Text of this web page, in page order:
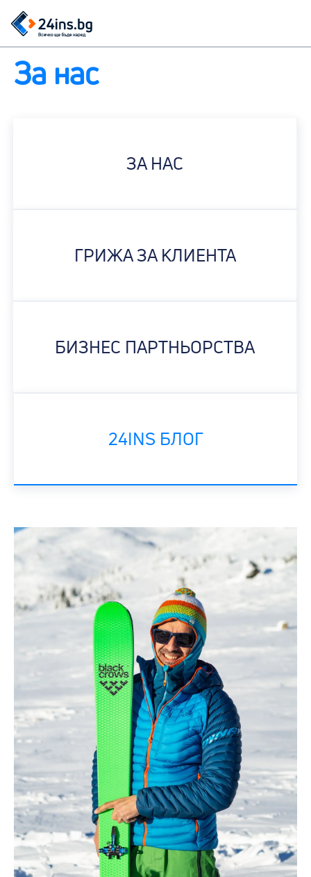
За нас
ЗА НАС
ГРИЖА ЗА КЛИЕНТА
БИЗНЕС ПАРТНЬОРСТВА
24INS БЛОГ